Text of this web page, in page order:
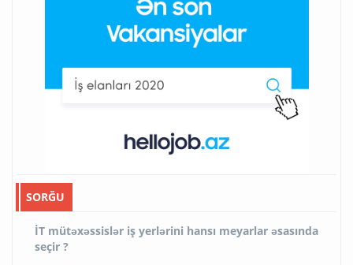
SORĞU
İT mütəxəssislər iş yerlərini hansı meyarlar əsasında
seçir ?